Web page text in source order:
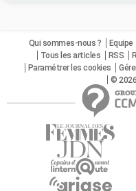
Qui sommes-nous ? Equipe
Tous les articles
RSS
Paramétrer les cookies
©